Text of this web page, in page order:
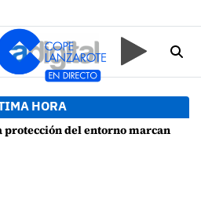
HORA
marcan la planificación de las Fiestas de La Caleta de Famara